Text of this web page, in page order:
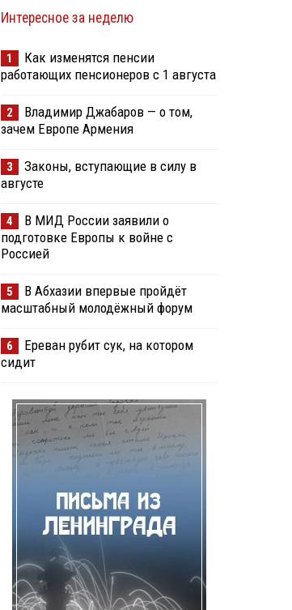
Интересное за неделю
1
Как изменятся пенсии
работающих пенсионеров с 1 августа
2
Владимир Джабаров — о том,
зачем Европе Армения
3
Законы, вступающие в силу в
августе
4
В МИД России заявили о
подготовке Европы к войне с
Россией
5
В Абхазии впервые пройдёт
масштабный молодёжный форум
6
Ереван рубит сук, на котором
сидит